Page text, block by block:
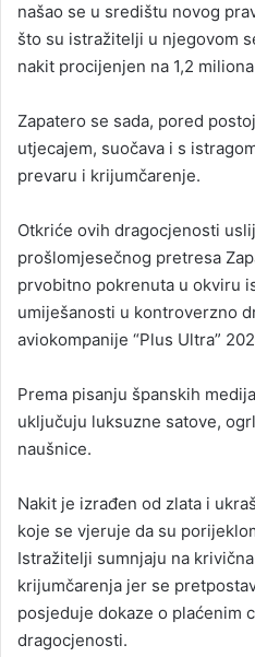
našao se u središtu novog
što su istražitelji u njegovom
nakit procijenjen na 1,2
Zapatero se sada, pored
utjecajem, suočava i s
prevaru i krijumčarenje.
Otkriće ovih dragocjenosti
prošlomjesečnog pretresa
prvobitno pokrenuta u okviru
umiješanosti u kontroverzno
aviokompanije “Plus Ultra”
Prema pisanju španskih
uključuju luksuzne satove,
naušnice.
Nakit je izrađen od zlata i
koje se vjeruje da su
Istražitelji sumnjaju na
krijumčarenja jer se
posjeduje dokaze o plaćenim
dragocjenosti.